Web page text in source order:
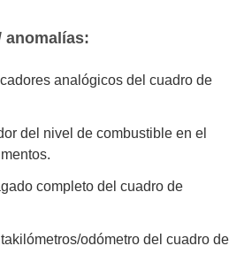
anomalías:
analógicos del cuadro de
del nivel de combustible en el
completo del cuadro de
odómetro del cuadro de